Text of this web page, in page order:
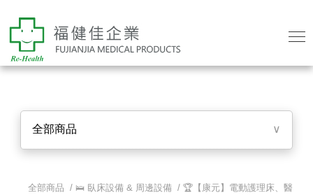
全部商品 ∨
全部商品 / 🛌 臥床設備 & 周邊設備/ 🏆【康元】電動護理床、醫